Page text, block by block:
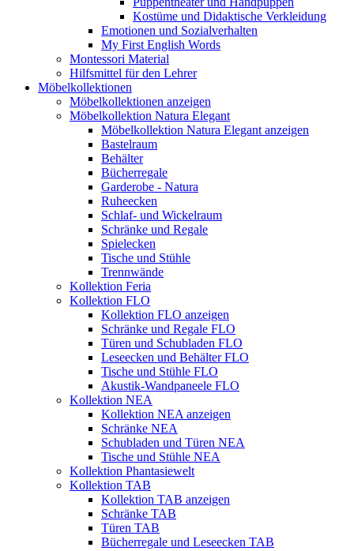
Kostüme und Didaktische Verkleidung
Emotionen und Sozialverhalten
My First English Words
Montessori Material
Hilfsmittel für den Lehrer
Möbelkollektionen
Möbelkollektionen anzeigen
Möbelkollektion Natura Elegant
Möbelkollektion Natura Elegant anzeigen
Bastelraum
Behälter
Bücherregale
Garderobe - Natura
Ruheecken
Schlaf- und Wickelraum
Schränke und Regale
Spielecken
Tische und Stühle
Trennwände
Kollektion Feria
Kollektion FLO
Kollektion FLO anzeigen
Schränke und Regale FLO
Türen und Schubladen FLO
Leseecken und Behälter FLO
Tische und Stühle FLO
Akustik-Wandpaneele FLO
Kollektion NEA
Kollektion NEA anzeigen
Schränke NEA
Schubladen und Türen NEA
Tische und Stühle NEA
Kollektion Phantasiewelt
Kollektion TAB
Kollektion TAB anzeigen
Schränke TAB
Türen TAB
Bücherregale und Leseecken TAB